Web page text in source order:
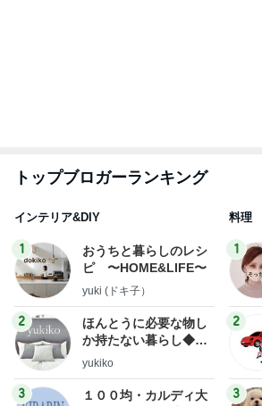
トップブロガーランキング
インテリア&DIY
1
おうちと暮らしのレシ
ピ 〜HOME&LIFE〜
yuki (ドキ子）
2
ほんとうに必要な物し
か持たない暮らし◆Ke
ep Life Simple◆〜イ
yukiko
3
１００均・カルディ大
料理
1
2
3